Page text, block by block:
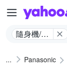
隨身機/類
Panasonic